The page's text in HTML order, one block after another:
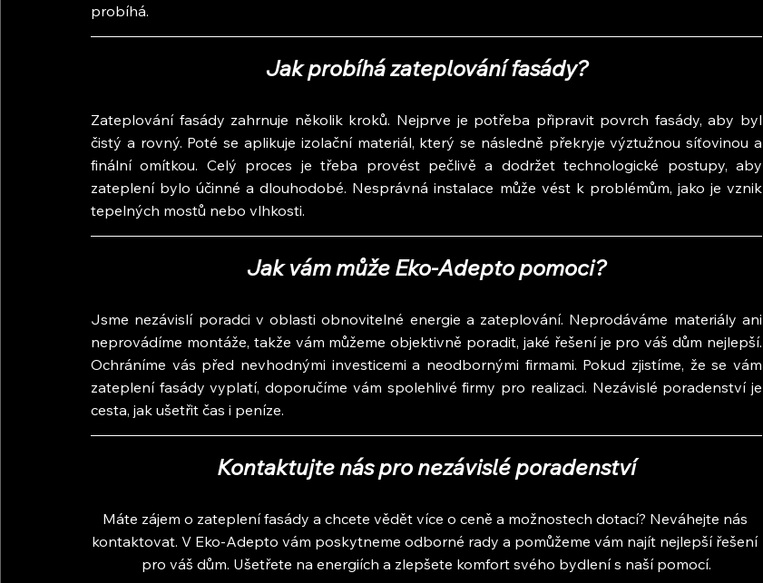
probíhá.
Jak probíhá zateplování fasády?
Zateplování fasády zahrnuje několik kroků. Nejprve je potřeba připravit povrch fasády, aby byl
čistý a rovný. Poté se aplikuje izolační materiál, který se následně překryje výztužnou síťovinou a
finální omítkou. Celý proces je třeba provést pečlivě a dodržet technologické postupy, aby
zateplení bylo účinné a dlouhodobé. Nesprávná instalace může vést k problémům, jako je vznik
tepelných mostů nebo vlhkosti.
Jak vám může Eko-Adepto pomoci?
Jsme nezávislí poradci v oblasti obnovitelné energie a zateplování. Neprodáváme materiály ani
neprovádíme montáže, takže vám můžeme objektivně poradit, jaké řešení je pro váš dům nejlepší.
Ochráníme vás před nevhodnými investicemi a neodbornými firmami. Pokud zjistíme, že se vám
zateplení fasády vyplatí, doporučíme vám spolehlivé firmy pro realizaci. Nezávislé poradenství je
cesta, jak ušetřit čas i peníze.
Kontaktujte nás pro nezávislé poradenství
Máte zájem o zateplení fasády a chcete vědět více o ceně a možnostech dotací? Neváhejte nás
kontaktovat. V Eko-Adepto vám poskytneme odborné rady a pomůžeme vám najít nejlepší řešení
pro váš dům. Ušetřete na energiích a zlepšete komfort svého bydlení s naší pomocí.